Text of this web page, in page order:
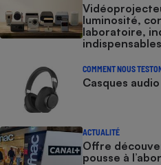
luminosité,
laboratoire,
indispensables
COMMENT NOUS
Casques
ACTUALITÉ
Offre
pousse à